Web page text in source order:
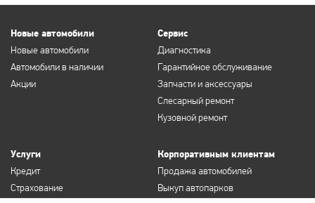
Новые автомобили
Новые автомобили
Автомобили в наличии
Акции
Сервис
Диагностика
Гарантийное обслуживание
Запчасти и аксессуары
Слесарный ремонт
Кузовной ремонт
Услуги
Кредит
Страхование
Корпоративным клиентам
Продажа автомобилей
Выкуп автопарков